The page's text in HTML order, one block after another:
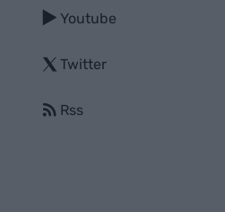
Youtube
Twitter
Rss